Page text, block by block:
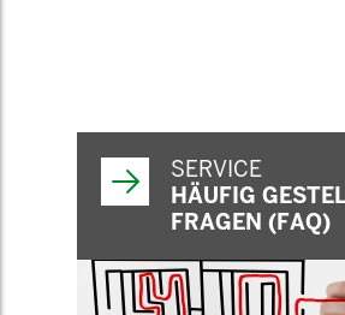
SERVICE
HÄUFIG
FRAGEN (FAQ)